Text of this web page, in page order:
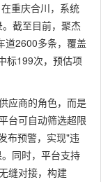
重庆合川，系统
截至目前，聚杰
道2600多条，覆盖
标199次，预估项
应商的角色，而是
台可自动筛选超限
布预警，实现"违
同时，平台支持
缝对接，构建